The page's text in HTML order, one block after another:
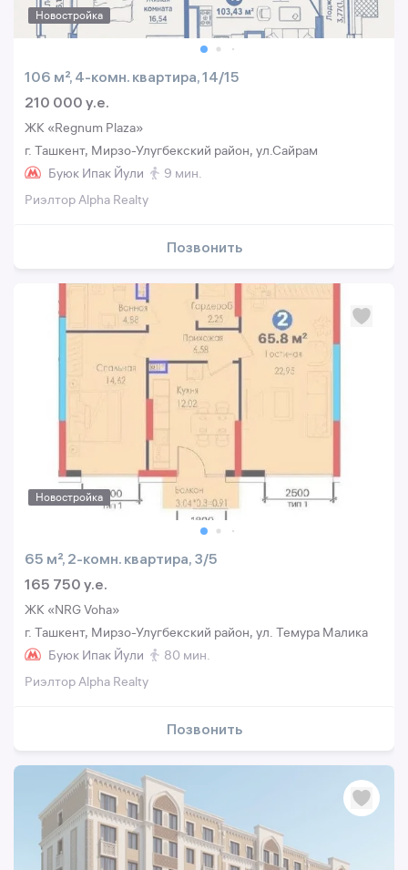
Новостройка
106 м², 4-комн. квартира, 14/15
210 000 y.e.
ЖК «Regnum Plaza»
г. Ташкент, Мирзо-Улугбекский район, ул.Сайрам
Буюк Ипак Йули
9 мин.
Риэлтор Alpha Realty
Позвонить
Новостройка
65 м², 2-комн. квартира, 3/5
165 750 y.e.
ЖК «NRG Voha»
г. Ташкент, Мирзо-Улугбекский район, ул. Темура Малика
Буюк Ипак Йули
80 мин.
Риэлтор Alpha Realty
Позвонить